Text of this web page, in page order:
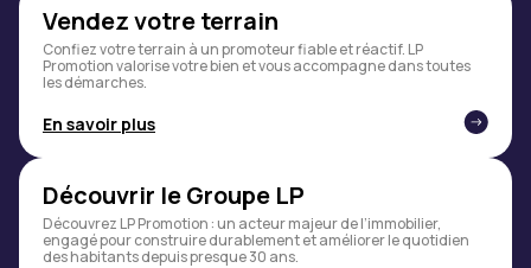
Vendez votre terrain
Confiez votre terrain à un promoteur fiable et réactif. LP
Promotion valorise votre bien et vous accompagne dans toutes
les démarches.
En savoir plus
Découvrir le Groupe LP
Découvrez LP Promotion : un acteur majeur de l’immobilier,
engagé pour construire durablement et améliorer le quotidien
des habitants depuis presque 30 ans.